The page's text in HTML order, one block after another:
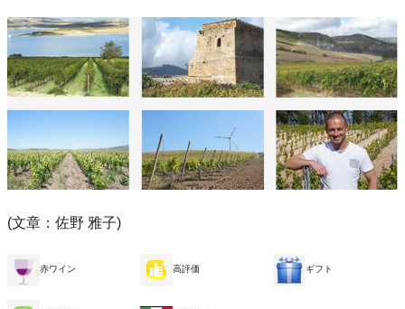
(文章：佐野 雅子)
赤ワイン 高評価 ギフト